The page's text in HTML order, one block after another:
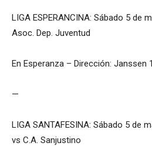
LIGA ESPERANCINA: Sábado 5 de
Asoc. Dep. Juventud
En Esperanza – Dirección: Janssen
—
LIGA SANTAFESINA: Sábado 5 de
vs C.A. Sanjustino